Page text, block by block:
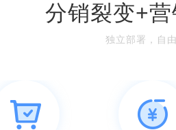
分销裂变+
独立部署，自